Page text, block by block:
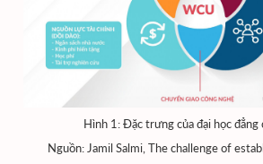
Hình 1: Đặc trưng của đại học đẳng
Nguồn: Jamil Salmi, The challenge of